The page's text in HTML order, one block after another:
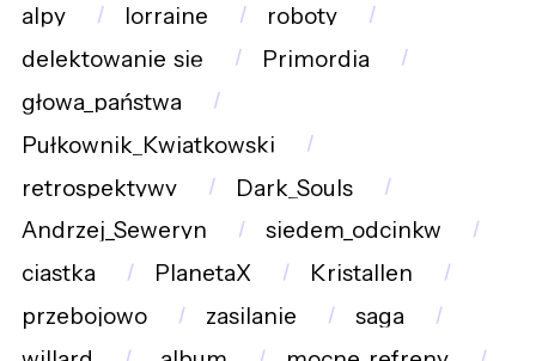
alpy
lorraine
roboty
delektowanie_się
Primordia
głowa_państwa
Pułkownik_Kwiatkowski
retrospektywy
Dark_Souls
Andrzej_Seweryn
siedem_odcinkw
ciastka
PlanetaX
Kristallen
przebojowo
zasilanie
saga